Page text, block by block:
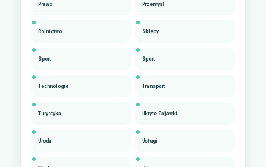
Prawo Przemysł
Rolnictwo Sklepy
Sport Sport
Technologie Transport
Turystyka Ukryte Zajawki
Uroda Usługi